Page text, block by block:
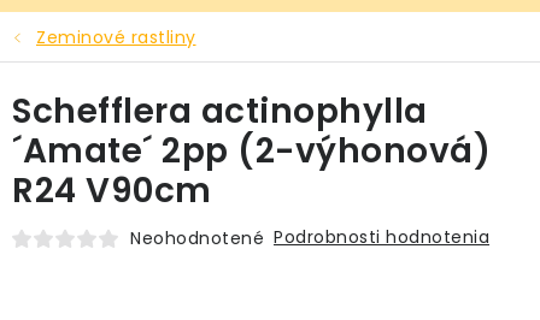
SUBSTRÁTY A PRÍSLUŠENSTVO
SERVIS INTERIÉROVEJ ZELENE
MACHY
ŽIVÉ STENY
Zeminové rastliny
Schefflera actinophylla
´Amate´ 2pp (2-výhonová)
R24 V90cm
Neohodnotené Podrobnosti hodnotenia